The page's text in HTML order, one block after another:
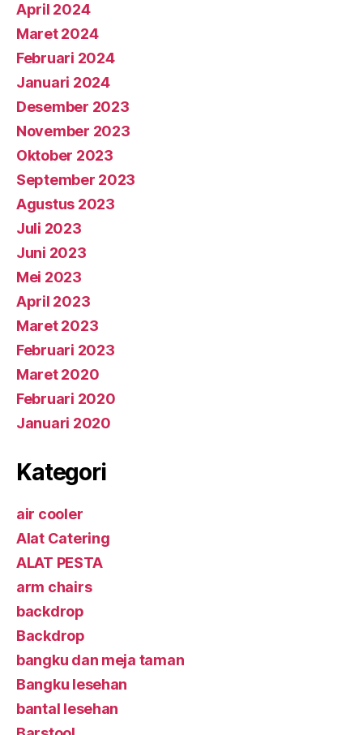
April 2024
Maret 2024
Februari 2024
Januari 2024
Desember 2023
November 2023
Oktober 2023
September 2023
Agustus 2023
Juli 2023
Juni 2023
Mei 2023
April 2023
Maret 2023
Februari 2023
Maret 2020
Februari 2020
Januari 2020
Kategori
air cooler
Alat Catering
ALAT PESTA
arm chairs
backdrop
Backdrop
bangku dan meja taman
Bangku lesehan
bantal lesehan